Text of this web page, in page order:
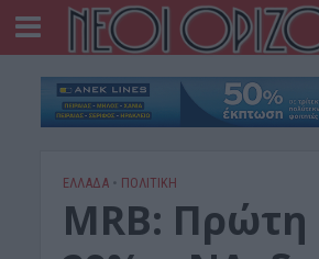
ΕΛΛΑΔΑ • ΠΟΛΙΤΙΚΗ
MRB: Πρώτη